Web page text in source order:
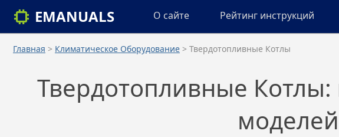
EMANUALS О сайте Рейтинг инструкций
Главная > Климатическое Оборудование > Твердотопливные Котлы
Твердотопливные Котлы:
моделей